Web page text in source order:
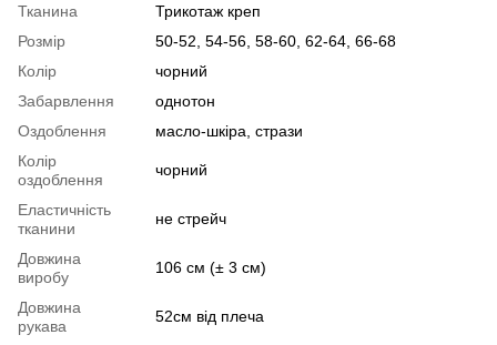
Тканина
Трикотаж креп
Розмір
50-52, 54-56, 58-60, 62-64, 66-68
Колір
чорний
Забарвлення
однотон
Оздоблення
масло-шкіра, стрази
Колір
оздоблення
чорний
Еластичність
тканини
не стрейч
Довжина
виробу
106 см (± 3 см)
Довжина
рукава
52см від плеча